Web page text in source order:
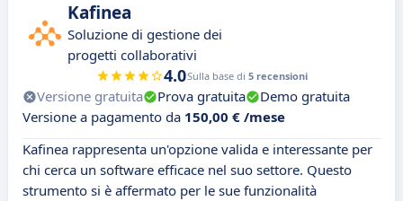
Kafinea
Soluzione di gestione dei
progetti collaborativi
4.0Sulla base di 5 recensioni
Versione gratuita Prova gratuita
Demo gratuita
Versione a pagamento da 150,00 € /mese
Kafinea rappresenta un'opzione valida e interessante per
chi cerca un software efficace nel suo settore. Questo
strumento si è affermato per le sue funzionalità